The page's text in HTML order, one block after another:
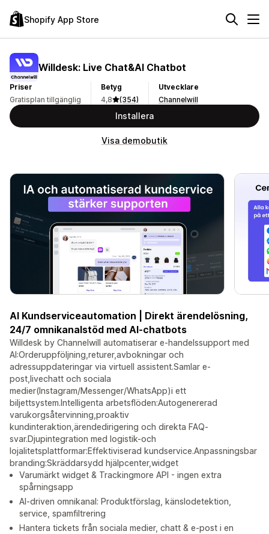
Shopify App Store
Willdesk: Live Chat&AI Chatbot
Priser
Gratisplan tillgänglig
Betyg
4,8
(354)
Utvecklare
Channelwill
Installera
Visa demobutik
AI Kundserviceautomation | Direkt ärendelösning,
24/7 omnikanalstöd med AI-chatbots
Willdesk by Channelwill automatiserar e-handelssupport med
AI:Orderuppföljning,returer,avbokningar och
adressuppdateringar via virtuell assistent.Samlar e-
post,livechatt och sociala
medier(Instagram/Messenger/WhatsApp)i ett
biljettsystem.Intelligenta arbetsflöden:Autogenererad
varukorgsåtervinning,proaktiv
kundinteraktion,ärendedirigering och direkta FAQ-
svar.Djupintegration med logistik-och
lojalitetsplattformar:Effektiviserad kundservice.Anpassningsbar
branding:Skräddarsydd hjälpcenter,widget
Varumärkt widget & Trackingmore API - ingen extra
spårningsapp
AI-driven omnikanal: Produktförslag, känslodetektion,
service, spamfiltrering
Hantera tickets från sociala medier, chatt & e-post i en